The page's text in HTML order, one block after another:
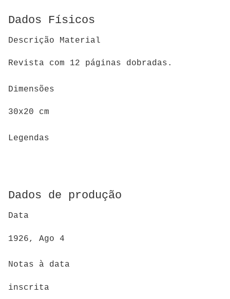
Dados Físicos
Descrição Material
Revista com 12 páginas dobradas.
Dimensões
30x20 cm
Legendas
Dados de produção
Data
1926, Ago 4
Notas à data
inscrita